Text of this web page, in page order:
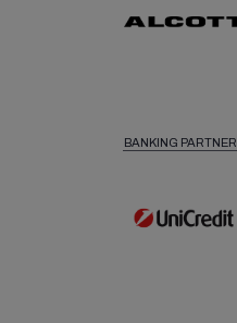
BANKING PARTNER